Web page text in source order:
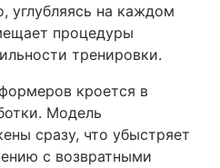
углубляясь на каждом
процедуры
тренировки.
кроется в
Модель
сразу, что убыстряет
с возвратными